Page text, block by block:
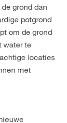
grond dan
potgrond
om de grond
water te
locaties
met